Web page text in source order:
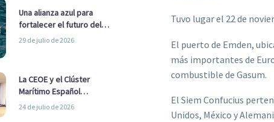
Una alianza azul para
fortalecer el futuro del
sector marítimo
29 de julio de 2026
La CEOE y el Clúster
Marítimo Español
refuerzan su alianza para
24 de julio de 2026
Tuvo lugar el 22 de
El puerto de Emden,
más importantes de
combustible de Gasum.
El Siem Confucius
Unidos, México y